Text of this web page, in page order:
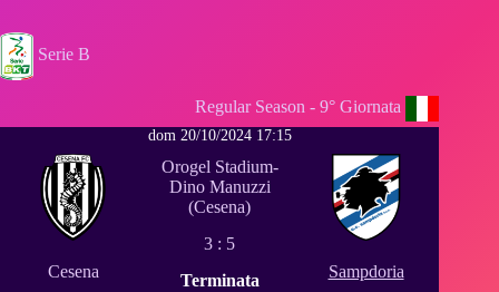
Serie B
Regular Season - 9° Giornata
Cesena
dom 20/10/2024 17:15
Orogel Stadium-
Dino Manuzzi
(Cesena)
3 : 5
Terminata
Sampdoria